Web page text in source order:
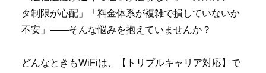
タ制限が心配」「料金体系が複雑で損していないか
不安」――そんな悩みを抱えていませんか？
どんなときもWiFiは、【トリプルキャリア対応】で